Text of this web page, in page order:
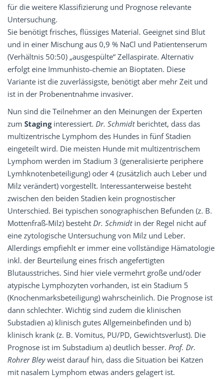
für die weitere Klassifizierung und Prognose relevante
Untersuchung.
Sie benötigt frisches, flüssiges Material. Geeignet sind Blut
und in einer Mischung aus 0,9 % NaCl und Patientenserum
(Verhältnis 50:50) „ausgespülte“ Zellaspirate. Alternativ
erfolgt eine Immunhisto-chemie an Bioptaten. Diese
Variante ist die zuverlässigste, benötigt aber mehr Zeit und
ist in der Probenentnahme invasiver.
Nun sind die Teilnehmer an den Meinungen der Experten
zum Staging interessiert. Dr. Schmidt berichtet, dass das
multizentrische Lymphom des Hundes in fünf Stadien
eingeteilt wird. Die meisten Hunde mit multizentrischem
Lymphom werden im Stadium 3 (generalisierte periphere
Lymhknotenbeteiligung) oder 4 (zusätzlich auch Leber und
Milz verändert) vorgestellt. Interessanterweise besteht
zwischen den beiden Stadien kein prognostischer
Unterschied. Bei typischen sonographischen Befunden (z. B.
Mottenfraß-Milz) besteht Dr. Schmidt in der Regel nicht auf
eine zytologische Untersuchung von Milz und Leber.
Allerdings empfiehlt er immer eine vollständige Hämatologie
inkl. der Beurteilung eines frisch angefertigten
Blutausstriches. Sind hier viele vermehrt große und/oder
atypische Lymphozyten vorhanden, ist ein Stadium 5
(Knochenmarksbeteiligung) wahrscheinlich. Die Prognose ist
dann schlechter. Wichtig sind zudem die klinischen
Substadien a) klinisch gutes Allgemeinbefinden und b)
klinisch krank (z. B. Vomitus, PU/PD, Gewichtsverlust). Die
Prognose ist im Substadium a) deutlich besser. Prof. Dr.
Rohrer Bleyweist darauf hin, dass die Situation bei Katzen
mit nasalem Lymphom etwas anders gelagert ist.